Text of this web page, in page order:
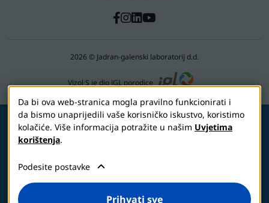
2026 © Jadran-galenski laboratorij d.d.
Vizol S je dio JGL porodice
Prije upotrebe pažljivo pročitati uputstvo o
indikacijama, mjerama opreza i neželjenim
dejstvima medicinskog sredstva posavjetujte se
sa ljekarom ili farmaceutom.
Da bi ova web-stranica mogla pravilno funkcionirati i
da bismo unaprijedili vaše korisničko iskustvo, koristimo
kolačiće. Više informacija potražite u našim Uvjetima
korištenja.
Podesite postavke
Prihvati sve